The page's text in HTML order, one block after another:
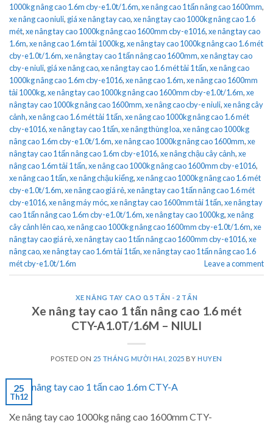
1000kg nâng cao 1.6m cby-e1.0t/1.6m,xe nâng cao 1 tấn nâng cao 1600mm,
xe nâng cao niuli, giá xe nâng tay cao,xe nâng tay cao 1000kg nâng cao 1.6
mét,xe nâng tay cao 1000kg nâng cao 1600mm cby-e1016,xe nâng tay cao
1.6m,xe nâng cao 1.6m tải 1000kg,xe nâng tay cao 1000kg nâng cao 1.6 mét
cby-e1.0t/1.6m,xe nâng tay cao 1 tấn nâng cao 1600mm,xe nâng tay cao
cby-e niuli, giá xe nâng cao,xe nâng tay cao 1.6 mét tải 1 tấn,xe nâng cao
1000kg nâng cao 1.6m cby-e1016,xe nâng cao 1.6m,xe nâng cao 1600mm
tải 1000kg,xe nâng tay cao 1000kg nâng cao 1600mm cby-e1.0t/1.6m,xe
nâng tay cao 1000kg nâng cao 1600mm,xe nâng cao cby-e niuli,xe nâng cây
cảnh,xe nâng cao 1.6 mét tải 1 tấn,xe nâng cao 1000kg nâng cao 1.6 mét
cby-e1016,xe nâng tay cao 1 tấn,xe nâng thùng loa,xe nâng cao 1000kg
nâng cao 1.6m cby-e1.0t/1.6m,xe nâng cao 1000kg nâng cao 1600mm,xe
nâng tay cao 1 tấn nâng cao 1.6m cby-e1016,xe nâng chậu cây cảnh,xe
nâng cao 1.6m tải 1 tấn,xe nâng cao 1000kg nâng cao 1600mm cby-e1016,
xe nâng cao 1 tấn,xe nâng chậu kiểng,xe nâng cao 1000kg nâng cao 1.6 mét
cby-e1.0t/1.6m,xe nâng cao giá rẻ,xe nâng tay cao 1 tấn nâng cao 1.6 mét
cby-e1016,xe nâng máy móc,xe nâng tay cao 1600mm tải 1 tấn,xe nâng tay
cao 1 tấn nâng cao 1.6m cby-e1.0t/1.6m,xe nâng tay cao 1000kg,xe nâng
cây cảnh lên cao,xe nâng cao 1000kg nâng cao 1600mm cby-e1.0t/1.6m,xe
nâng tay cao giá rẻ,xe nâng tay cao 1 tấn nâng cao 1600mm cby-e1016,xe
nâng cao,xe nâng tay cao 1.6m tải 1 tấn,xe nâng tay cao 1 tấn nâng cao 1.6
mét cby-e1.0t/1.6m
Leave a comment
XE NÂNG TAY CAO 0.5 TẤN - 2 TẤN
Xe nâng tay cao 1 tấn nâng cao 1.6 mét
CTY-A1.0T/1.6M – NIULI
POSTED ON 25 THÁNG MƯỜI HAI, 2025 BY HUYEN
25
Th12
Xe nâng tay cao 1000kg nâng cao 1600mm CTY-